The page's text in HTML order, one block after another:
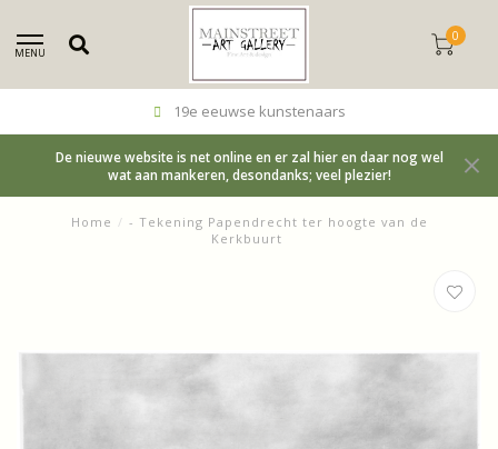
MENU
0
19e eeuwse kunstenaars
De nieuwe website is net online en er zal hier en daar nog wel
wat aan mankeren, desondanks; veel plezier!
Home / - Tekening Papendrecht ter hoogte van de
Kerkbuurt